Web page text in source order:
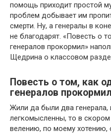
помощь приходит простой
проблем добывает им
смерти. Ну, а генералы в
не благодарят. «Повесть о
генералов прокормил»
Щедрина о классовом
Повесть о том, как
генералов
Жили да были два генерала,
легкомысленны, то в
велению, по моему хотению,